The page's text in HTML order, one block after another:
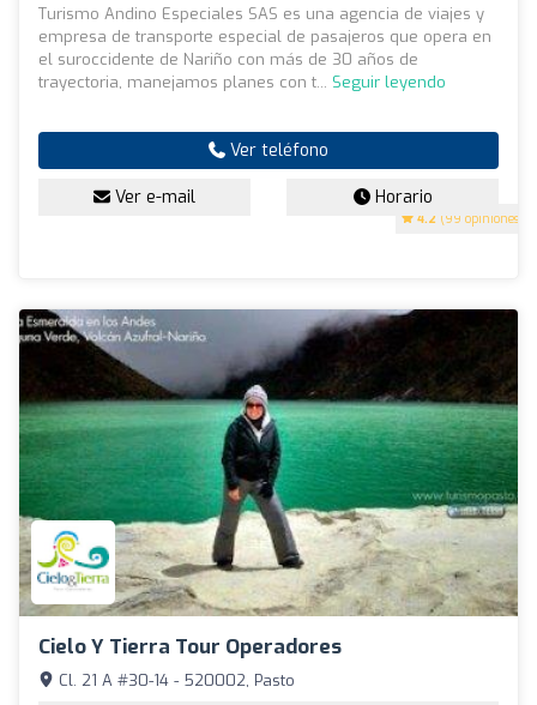
4.2 (99 opiniones)
Turismo Andino Especiales SAS es una agencia de viajes y
empresa de transporte especial de pasajeros que opera en
el suroccidente de Nariño con más de 30 años de
trayectoria, manejamos planes con t... Seguir leyendo
Ver teléfono
Ver e-mail Horario
Cielo Y Tierra Tour Operadores
Cl. 21 A #30-14 - 520002, Pasto